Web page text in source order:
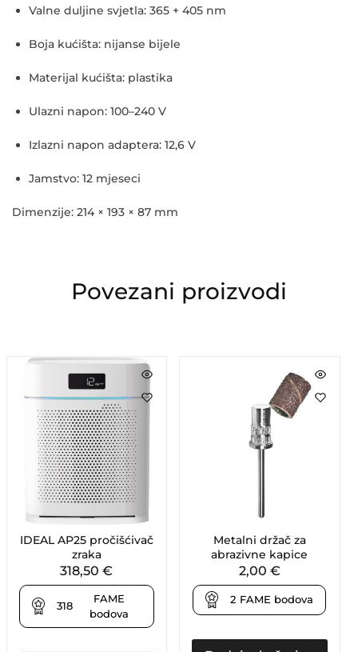
Valne duljine svjetla: 365 + 405 nm
Boja kućišta: nijanse bijele
Materijal kućišta: plastika
Ulazni napon: 100–240 V
Izlazni napon adaptera: 12,6 V
Jamstvo: 12 mjeseci
Dimenzije: 214 × 193 × 87 mm
Povezani proizvodi
IDEAL AP25 pročišćivač
zraka
318,50€
318
FAME
bodova
Metalni držač za
abrazivne kapice
2,00 €
2 FAME bodova